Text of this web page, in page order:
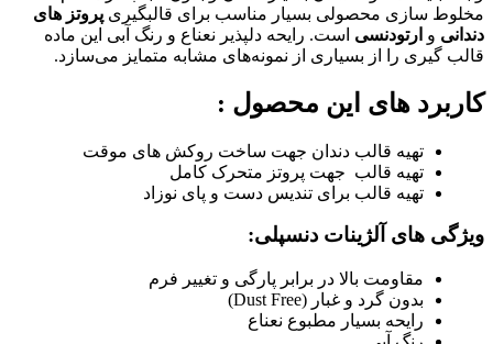
مخلوط سازی محصولی بسیار مناسب برای قالبگیری پروتز های
دندانی و ارتودنسی است. رایحه دلپذیر نعناع و رنگ آبی این ماده
قالب گیری را از بسیاری از نمونه‌های مشابه متمایز می‌سازد.
کاربرد های این محصول :
تهیه قالب دندان جهت ساخت روکش های موقت
تهیه قالب جهت پروتز متحرک کامل
تهیه قالب برای تندیس دست و پای نوزاد
ویژگی های آلژینات دنسپلی:
مقاومت بالا در برابر پارگی و تغییر فرم
بدون گرد و غبار (Dust Free)
رایحه بسیار مطبوع نعناع